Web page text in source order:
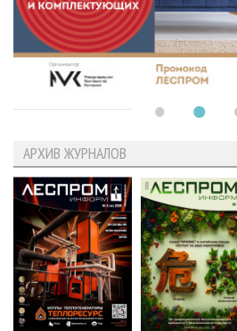
АРХИВ ЖУРНАЛОВ